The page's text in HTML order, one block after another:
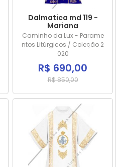
Dalmatica md 119 -
Mariana
Caminho da Lux - Parame
ntos Litúrgicos / Coleção 2
020
R$ 690,00
R$ 850,00